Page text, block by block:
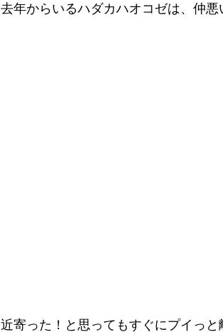
去年からいるハダカハオコゼは、仲
近寄った！と思ってもすぐにプイっ